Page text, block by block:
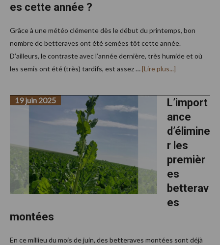
es cette année ?
Grâce à une météo clémente dès le début du printemps, bon
nombre de betteraves ont été semées tôt cette année.
D’ailleurs, le contraste avec l’année dernière, très humide et où
les semis ont été (très) tardifs, est assez …[Lire plus...]
de
la
cercosporiose
en
betteraves
année
L’import
ance
d’élimine
r les
premièr
es
betterav
es
montées
19 juin 2025
En ce millieu du mois de juin, des betteraves montées sont déjà